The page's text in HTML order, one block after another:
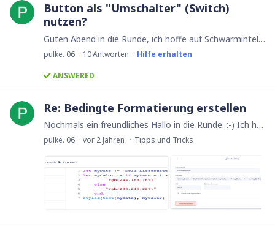
Button als "Umschalter" (Switch)
nutzen?
Guten Abend in die Runde, ich hoffe auf Schwarmintelligenz. Wie erkläre ich das am Besten. 😅 Wunsch: Einen Button, der, sobald man diesen das erste Mal anklickt,…
pulke. 06 10Antworten Hilfe erhalten
ANSWERED
Re: Bedingte Formatierung erstellen
Nochmals ein freundliches Hallo in die Runde. :-) Ich habe mich in den letzten 2 Monaten nochmals daran versucht, bekomme es aber irgendwie nicht auf die Reihe.…
pulke. 06 vor 2 Jahren Tipps und Tricks